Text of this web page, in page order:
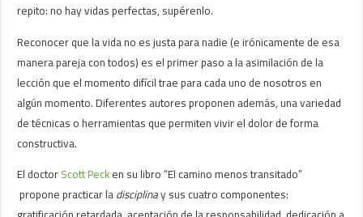
repito: no hay vidas perfectas, supérenlo.
Reconocer que la vida no es justa para nadie (e irónicamente de esa
manera pareja con todos) es el primer paso a la asimilación de la
lección que el momento difícil trae para cada uno de nosotros en
algún momento. Diferentes autores proponen además, una variedad
de técnicas o herramientas que permiten vivir el dolor de forma
constructiva.
El doctor Scott Peck en su libro “El camino menos transitado”
propone practicar la disciplinay sus cuatro componentes: